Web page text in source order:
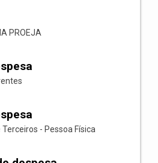
PROEJA
- Pessoa Física